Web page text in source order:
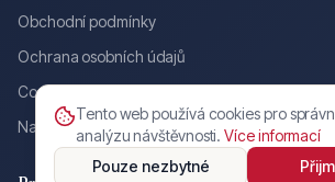
Obchodní podmínky
Ochrana osobních údajů
Cookies
Nahlásit inzerát / nekalé jednání
Tento web používá cookies pro
analýzu návštěvnosti. Více informací
Pouze nezbytné